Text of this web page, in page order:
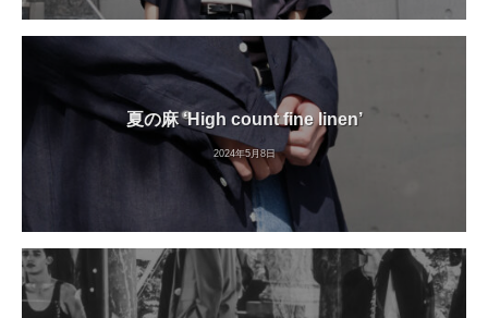
夏の麻 ‘High count fine linen’
2024年5月8日